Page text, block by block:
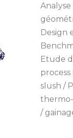
Design
Etude
process :
slush /
/